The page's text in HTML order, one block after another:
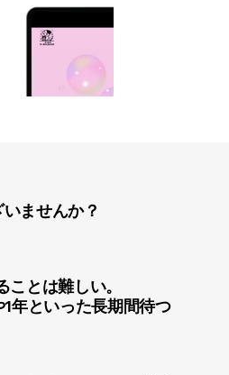
ませんか？
とは難しい。
年といった長期間待つ